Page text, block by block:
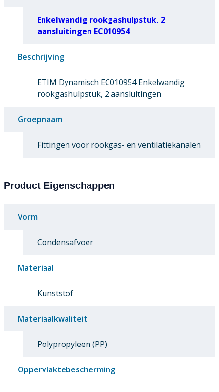
Enkelwandig rookgashulpstuk, 2
aansluitingen EC010954
Beschrijving
ETIM Dynamisch EC010954 Enkelwandig
rookgashulpstuk, 2 aansluitingen
Groepnaam
Fittingen voor rookgas- en ventilatiekanalen
Product Eigenschappen
Vorm
Condensafvoer
Materiaal
Kunststof
Materiaalkwaliteit
Polypropyleen (PP)
Oppervlaktebescherming